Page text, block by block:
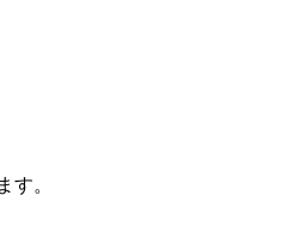
。